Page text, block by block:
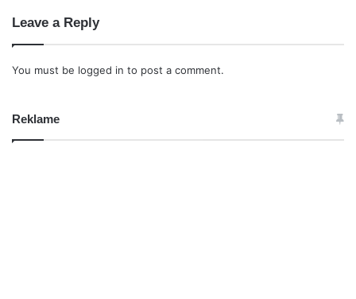
Leave a Reply
You must be logged in to post a comment.
Reklame